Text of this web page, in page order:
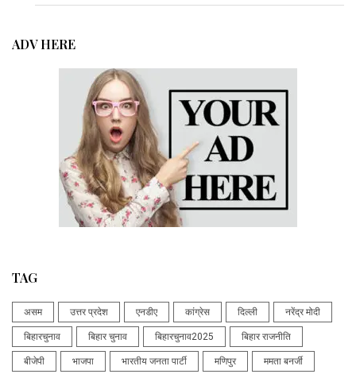
ADV HERE
TAG
असम उत्तर प्रदेश एनडीए कांग्रेस दिल्ली नरेंद्र मोदी
बिहारचुनाव बिहार चुनाव बिहारचुनाव2025 बिहार राजनीति
बीजेपी भाजपा भारतीय जनता पार्टी मणिपुर ममता बनर्जी